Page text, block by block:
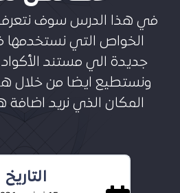
في هذا الدرس سوف
الخواص التي نستخدمها
جديدة الي مستند
ونستطيع ايضا من خلال
المكان الذي نريد اضافة
التاريخ